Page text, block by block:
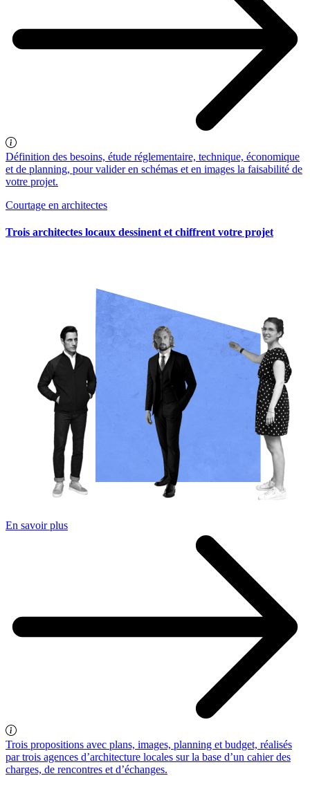
Définition des besoins, étude réglementaire, technique, économique
et de planning, pour valider en schémas et en images la faisabilité de
votre projet.
Courtage en architectes
Trois architectes locaux dessinent et chiffrent votre projet
En savoir plus
Trois propositions avec plans, images, planning et budget, réalisés
par trois agences d’architecture locales sur la base d’un cahier des
charges, de rencontres et d’échanges.